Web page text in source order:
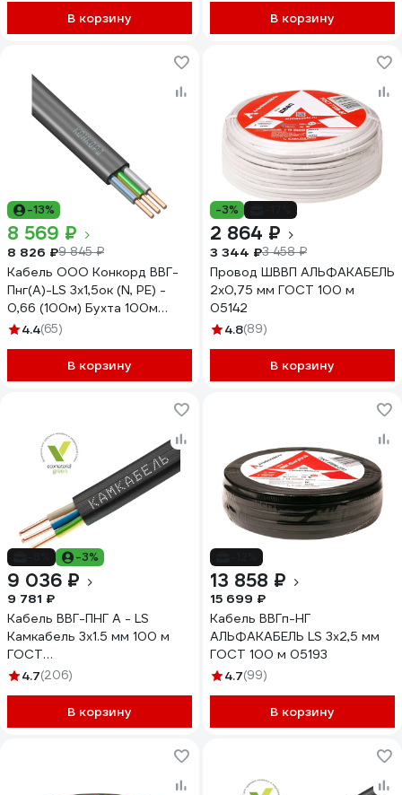
В корзину В корзину
-13%
8 569 ₽
8 826 ₽9 845 ₽
Кабель ООО Конкорд ВВГ-
Пнг(А)-LS 3x1,5ок (N, PE) -
0,66 (100м) Бухта 100м
4662
4.4(65)
В корзину
-3%
2 864 ₽
3 344 ₽3 458 ₽
Провод ШВВП АЛЬФАКАБЕЛЬ
2х0,75 мм ГОСТ 100 м
05142
4.8(89)
В корзину
-3%
9 036 ₽
9 781 ₽
Кабель ВВГ-ПНГ А - LS
Камкабель 3x1.5 мм 100 м
ГОСТ
1157К30FG00070А0100М
4.7(206)
В корзину
13 858 ₽
15 699 ₽
Кабель ВВГп-НГ
АЛЬФАКАБЕЛЬ LS 3х2,5 мм
ГОСТ 100 м 05193
4.7(99)
В корзину